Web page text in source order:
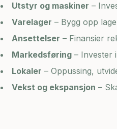
Utstyr og maskiner –
Varelager – Bygg opp
Ansettelser – Finansier
Markedsføring – Invester
Lokaler – Oppussing,
Vekst og ekspansjon –